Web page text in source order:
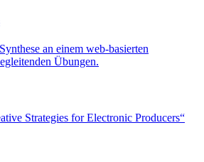
an einem web-basierten
Übungen.
Strategies for Electronic Producers“